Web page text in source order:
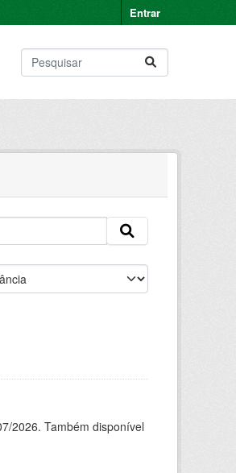
Entrar
2026. Também disponível